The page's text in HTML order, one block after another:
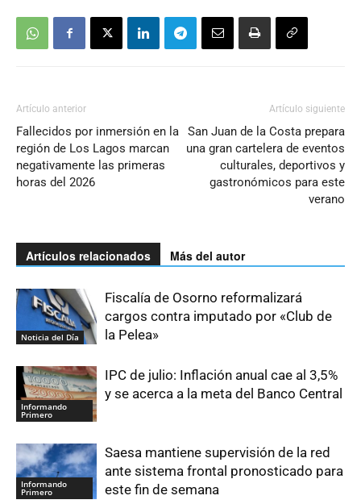
Artículo anterior
Fallecidos por inmersión en la
región de Los Lagos marcan
negativamente las primeras
horas del 2026
Artículo siguiente
San Juan de la Costa prepara
una gran cartelera de eventos
culturales, deportivos y
gastronómicos para este
verano
Artículos relacionados Más del autor
Noticia del Día
Fiscalía de Osorno reformalizará
cargos contra imputado por «Club de
la Pelea»
Informando
Primero
IPC de julio: Inflación anual cae al 3,5%
y se acerca a la meta del Banco Central
Informando
Primero
Saesa mantiene supervisión de la red
ante sistema frontal pronosticado para
este fin de semana